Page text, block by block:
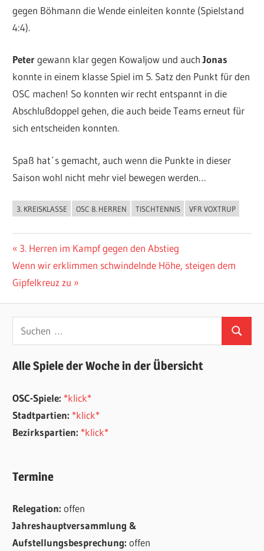
gegen Böhmann die Wende einleiten konnte (Spielstand
4:4).
Petergewann klar gegen Kowaljow und auchJonas
konnte in einem klasse Spiel im 5. Satz den Punkt für den
OSC machen! So konnten wir recht entspannt in die
Abschlußdoppel gehen, die auch beide Teams erneut für
sich entscheiden konnten.
Spaß hat´s gemacht, auch wenn die Punkte in dieser
Saison wohl nicht mehr viel bewegen werden…
ALLGEMEIN
3. KREISKLASSE OSC 8. HERREN TISCHTENNIS VFR VOXTRUP
Beitragsnavigation
Vorheriger
Beitrag:
3. Herren im Kampf gegen den Abstieg
Nächster
Beitrag:
Wenn wir erklimmen schwindelnde Höhe, steigen dem
Gipfelkreuz zu
Suchen
nach:
Suchen
Alle Spiele der Woche in der Übersicht
OSC-Spiele: *klick*
Stadtpartien: *klick*
Bezirkspartien: *klick*
Termine
Relegation:offen
Jahreshauptversammlung &
Aufstellungsbesprechung:offen